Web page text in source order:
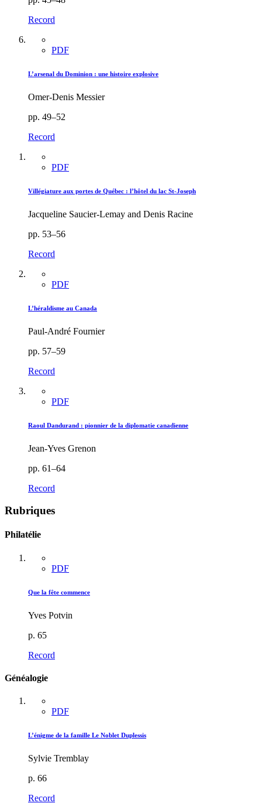
Record
PDF
L’arsenal du Dominion : une histoire explosive
Omer-Denis Messier
pp. 49–52
Record
PDF
Villégiature aux portes de Québec : l’hôtel du lac St-Joseph
Jacqueline Saucier-Lemay and Denis Racine
pp. 53–56
Record
PDF
L’héraldisme au Canada
Paul-André Fournier
pp. 57–59
Record
PDF
Raoul Dandurand : pionnier de la diplomatie canadienne
Jean-Yves Grenon
pp. 61–64
Record
Rubriques
Philatélie
PDF
Que la fête commence
Yves Potvin
p. 65
Record
Généalogie
PDF
L’énigme de la famille Le Noblet Duplessis
Sylvie Tremblay
p. 66
Record